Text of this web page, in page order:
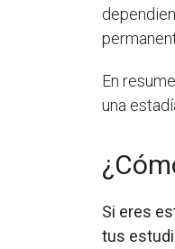
En
una
Si eres
tus